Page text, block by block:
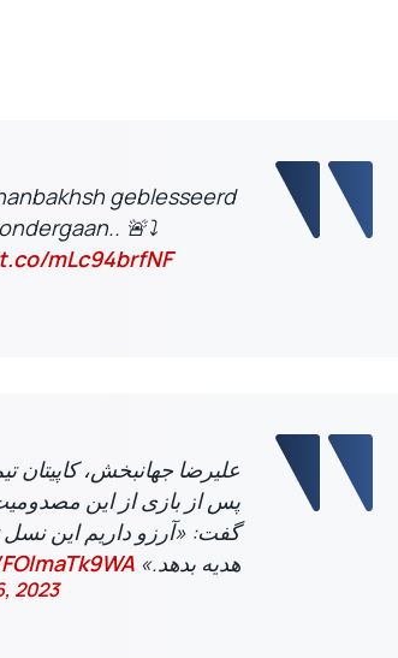
geblesseerd
🚨⤵️
mLc94brfNF
علیرضا جهانبخش،
پس از بازی از این
گفت: «آرزو داریم این نسل
هدیه بدهد.»
2023